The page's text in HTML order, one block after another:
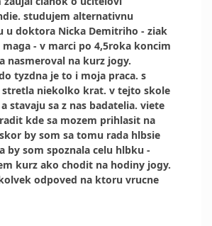
studujem alternativnu
u doktora Nicka Demitriho - ziak
- v marci po 4,5roka koncim
nasmeroval na kurz jogy.
tyzdna je to i moja praca. s
stretla niekolko krat. v tejto skole
stavaju sa z nas badatelia. viete
kde sa mozem prihlasit na
by som sa tomu rada hlbsie
by som spoznala celu hlbku -
kurz ako chodit na hodiny jogy.
odpoved na ktoru vrucne